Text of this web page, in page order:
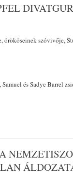
szóvivője,
és Sadye Barrel